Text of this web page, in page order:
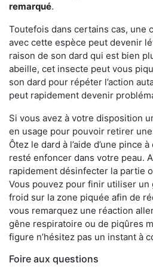
remarqué.
Toutefois dans certains cas, une
avec cette espèce peut devenir
raison de son dard qui est bien
abeille, cet insecte peut vous
son dard pour répéter l’action
peut rapidement devenir
Si vous avez à votre disposition
en usage pour pouvoir retirer
Ôtez le dard à l’aide d’une pince
resté enfoncer dans votre peau.
rapidement désinfecter la partie
Vous pouvez pour finir utiliser un
froid sur la zone piquée afin de
vous remarquez une réaction
gêne respiratoire ou de piqûres
figure n’hésitez pas un instant à
Foire aux questions